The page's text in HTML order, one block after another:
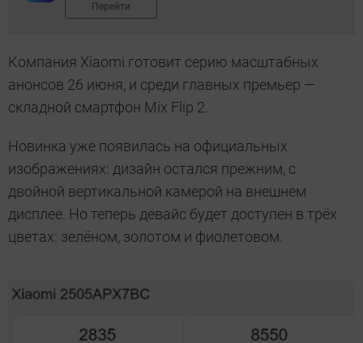
Перейти
Компания Xiaomi готовит серию масштабных
анонсов 26 июня, и среди главных премьер —
складной смартфон Mix Flip 2.
Новинка уже появилась на официальных
изображениях: дизайн остался прежним, с
двойной вертикальной камерой на внешнем
дисплее. Но теперь девайс будет доступен в трёх
цветах: зелёном, золотом и фиолетовом.